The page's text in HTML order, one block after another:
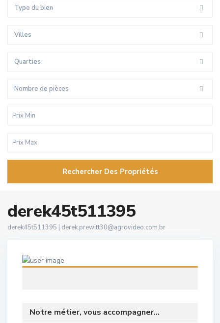
Type du bien
Villes
Quarties
Nombre de pièces
Rechercher Des Propriétés
derek45t511395
derek45t511395 | derek.prewitt30@agrovideo.com.br
Notre métier, vous accompagner...